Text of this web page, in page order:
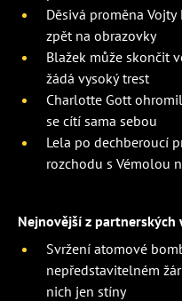
Děsivá proměna
zpět na obrazovky
Blažek může skončit
žádá vysoký trest
Charlotte Gott
se cítí sama sebou
Lela po dechberoucí
rozchodu s Vémolou
Nejnovější z partnerských
Svržení atomové
nepředstavitelném
nich jen stíny